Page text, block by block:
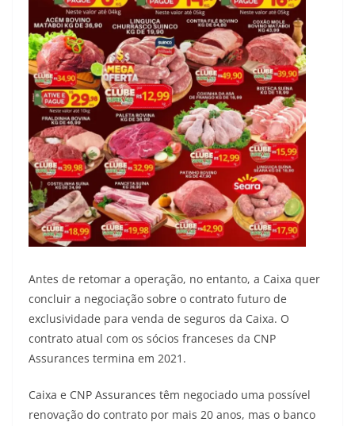
Antes de retomar a operação, no entanto, a Caixa quer
concluir a negociação sobre o contrato futuro de
exclusividade para venda de seguros da Caixa. O
contrato atual com os sócios franceses da CNP
Assurances termina em 2021.
Caixa e CNP Assurances têm negociado uma possível
renovação do contrato por mais 20 anos, mas o banco